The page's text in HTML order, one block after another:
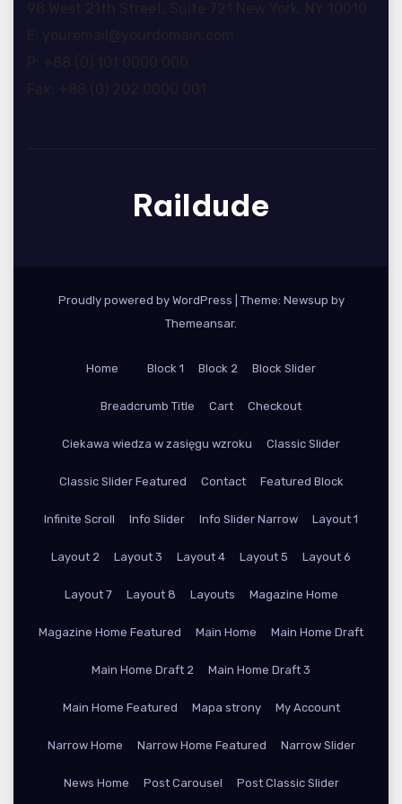
Raildude
Proudly powered by WordPress
Theme: Newsup by
Themeansar.
Home Block 1 Block 2 Block Slider
Breadcrumb Title Cart Checkout
Ciekawa wiedza w zasięgu wzroku Classic Slider
Classic Slider Featured Contact Featured Block
Infinite Scroll Info Slider Info Slider Narrow Layout 1
Layout 2 Layout 3 Layout 4 Layout 5 Layout 6
Layout 7 Layout 8 Layouts Magazine Home
Magazine Home Featured Main Home Main Home Draft
Main Home Draft 2 Main Home Draft 3
Main Home Featured Mapa strony My Account
Narrow Home Narrow Home Featured Narrow Slider
News Home Post Carousel Post Classic Slider